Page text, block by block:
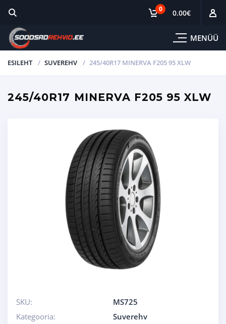
MENÜÜ
0 0.00€
ESILEHT SUVEREHV 245/40R17 MINERVA F205 95 XLW
245/40R17 MINERVA F205 95 XLW
SKU:
MS725
Kategooria:
Suverehv